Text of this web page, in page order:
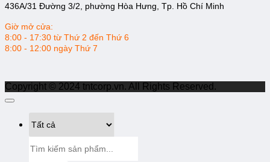
436A/31 Đường 3/2, phường Hòa Hưng, Tp. Hồ Chí Minh
Giờ mở cửa:
8:00 - 17:30 từ Thứ 2 đến Thứ 6
8:00 - 12:00 ngày Thứ 7
Copyright © 2024 tntcorp.vn. All Rights Reserved.
kiếm: